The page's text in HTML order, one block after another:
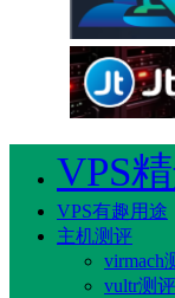
VPS
VPS有趣用途
主机测评
virmach
vultr测评